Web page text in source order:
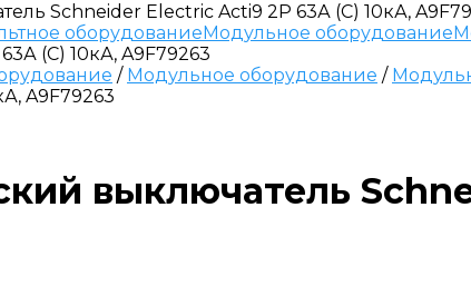
Schneider Electric Acti9 2P 63А (C) 10кА,
оборудованиеМодульное оборудование
(C) 10кА, A9F79263
/ Модульное оборудование /
A9F79263
выключатель